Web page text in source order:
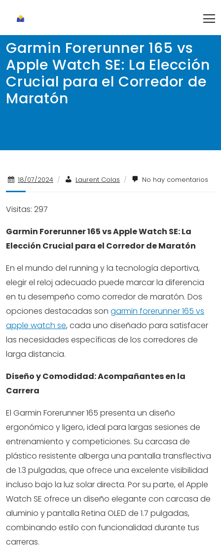
content
Garmin Forerunner 165 vs
Apple Watch SE: La Elección
Crucial para el Corredor de
Maratón
18/07/2024 / Laurent Colas / No hay comentarios
Visitas: 297
Garmin Forerunner 165 vs Apple Watch SE: La
Elección Crucial para el Corredor de Maratón
En el mundo del running y la tecnología deportiva,
elegir el reloj adecuado puede marcar la diferencia
en tu desempeño como corredor de maratón. Dos
opciones destacadas son garmin forerunner 165 vs
apple watch se, cada uno diseñado para satisfacer
las necesidades específicas de los corredores de
larga distancia.
Diseño y Comodidad: Acompañantes en la
Carrera
El Garmin Forerunner 165 presenta un diseño
ergonómico y ligero, ideal para largas sesiones de
entrenamiento y competiciones. Su carcasa de
plástico resistente alberga una pantalla transflectiva
de 1.3 pulgadas, que ofrece una excelente visibilidad
incluso bajo la luz solar directa. Por su parte, el Apple
Watch SE ofrece un diseño elegante con carcasa de
aluminio y pantalla Retina OLED de 1.7 pulgadas,
combinando estilo con funcionalidad durante tus
carreras.